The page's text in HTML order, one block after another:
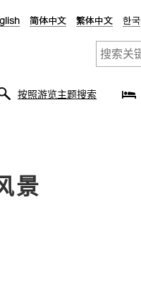
按照游览主题搜索
景